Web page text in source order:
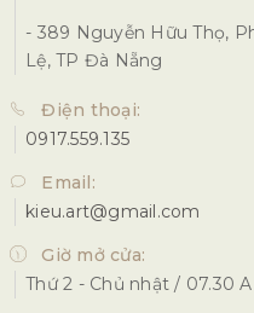
- 389 Nguyễn Hữu Thọ,
Lệ, TP Đà Nẵng
Điện thoại:
0917.559.135
Email:
kieu.art@gmail.com
Giờ mở cửa:
Thứ 2 - Chủ nhật / 07.30